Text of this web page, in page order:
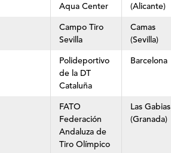
Aqua Center
(Alicante)
Campo Tiro
Sevilla
Camas
(Sevilla)
Polideportivo
de la DT
Cataluña
Barcelona
FATO
Federación
Andaluza de
Tiro Olímpico
Las Gabias
(Granada)